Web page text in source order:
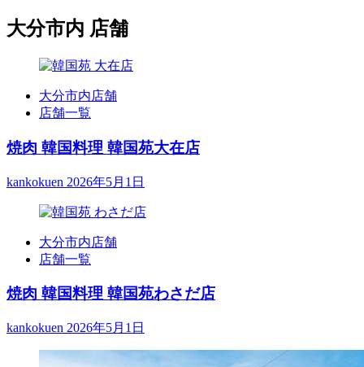
about
100
様
で
の
会
応
可
能
大分市内 店舗
大分市内店舗
店舗一覧
焼肉 韓国料理 韓国苑大在店
kankokuen 2026年5月1日
大分市内店舗
店舗一覧
焼肉 韓国料理 韓国苑わさだ店
kankokuen 2026年5月1日